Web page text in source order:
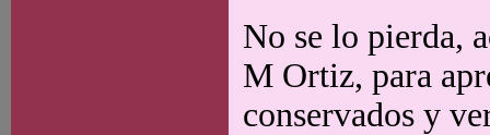
No se lo pierda,
M Ortiz, para
conservados y